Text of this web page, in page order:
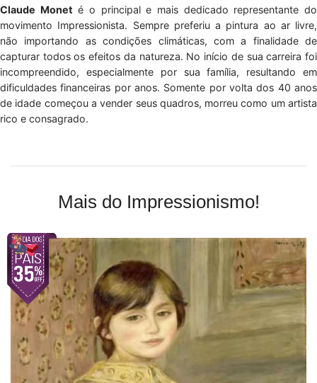
Claude Monet é o principal e mais dedicado representante do
movimento Impressionista. Sempre preferiu a pintura ao ar livre,
não importando as condições climáticas, com a finalidade de
capturar todos os efeitos da natureza. No início de sua carreira foi
incompreendido, especialmente por sua família, resultando em
dificuldades financeiras por anos. Somente por volta dos 40 anos
de idade começou a vender seus quadros, morreu como um artista
rico e consagrado.
Mais do Impressionismo!